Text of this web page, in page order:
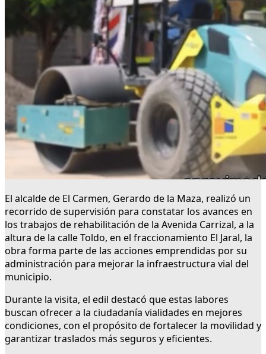
El alcalde de El Carmen, Gerardo de la Maza, realizó un
recorrido de supervisión para constatar los avances en
los trabajos de rehabilitación de la Avenida Carrizal, a la
altura de la calle Toldo, en el fraccionamiento El Jaral, la
obra forma parte de las acciones emprendidas por su
administración para mejorar la infraestructura vial del
municipio.
Durante la visita, el edil destacó que estas labores
buscan ofrecer a la ciudadanía vialidades en mejores
condiciones, con el propósito de fortalecer la movilidad y
garantizar traslados más seguros y eficientes.